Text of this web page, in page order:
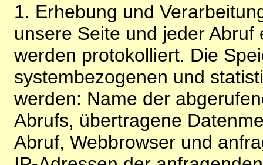
1. Erhebung und
unsere Seite und jeder
werden protokolliert. Die
systembezogenen und
werden: Name der
Abrufs, übertragene
Abruf, Webbrowser und